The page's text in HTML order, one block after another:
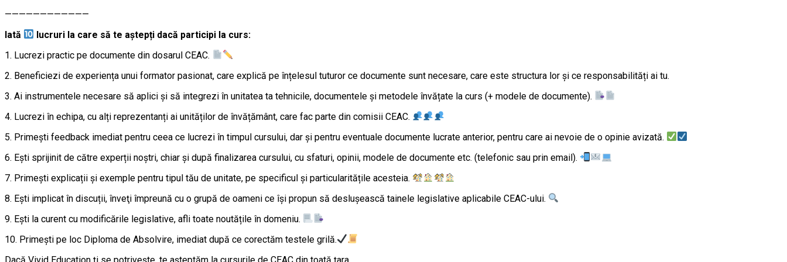
————————————
Iată
lucruri la care să te aştepți dacă participi la curs:
1. Lucrezi practic pe documente din dosarul CEAC.
2. Beneficiezi de experiența unui formator pasionat, care explică pe înțelesul tuturor ce documente sunt necesare, care este structura lor şi ce responsabilități ai tu.
3. Ai instrumentele necesare să aplici şi să integrezi în unitatea ta tehnicile, documentele şi metodele învățate la curs (+ modele de documente).
4. Lucrezi în echipa, cu alți reprezentanți ai unităților de învățământ, care fac parte din comisii CEAC.
5. Primeşti feedback imediat pentru ceea ce lucrezi în timpul cursului, dar şi pentru eventuale documente lucrate anterior, pentru care ai nevoie de o opinie avizată.
6. Eşti sprijinit de către experții noştri, chiar şi după finalizarea cursului, cu sfaturi, opinii, modele de documente etc. (telefonic sau prin email).
7. Primeşti explicații şi exemple pentru tipul tău de unitate, pe specificul şi particularitățile acesteia.
8. Eşti implicat în discuții, înveţi împreună cu o grupă de oameni ce îşi propun să desluşească tainele legislative aplicabile CEAC-ului.
9. Eşti la curent cu modificările legislative, afli toate noutățile în domeniu.
10. Primeşti pe loc Diploma de Absolvire, imediat după ce corectăm testele grilă.
Dacă Vivid Education ţi se potrivește, te aşteptăm la cursurile de CEAC din toată ţara.